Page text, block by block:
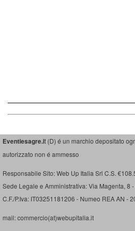
Eventiesagre.it (D) é un marchio depositato
autorizzato non é ammesso
Responsabile Sito: Web Up Italia Srl C.S.
Sede Legale e Amministrativa: Via Magenta, 8
C.F./P.Iva: IT03251181206 - Numeo REA AN -
mail: commercio(at)webupitalia.it